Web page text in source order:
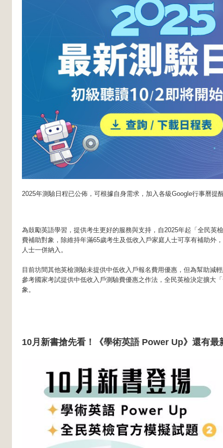
2025年測驗日程已公佈，可根據自身需求，加入各級Google行事曆提
為鼓勵英語學習，提供考生更好的服務與支持，自2025年起「全民英
費補助對象，除維持年滿65歲考生及低收入戶家庭人士可享有補助外
人士一併納入。
目前坊間其他英檢測驗未提供中低收入戶報名費用優惠，但為幫助減
參考國家考試提供中低收入戶測驗費優惠之作法，全民英檢決定擴大
象。
10月新書搶先看！《學術英語 Power Up》還有最